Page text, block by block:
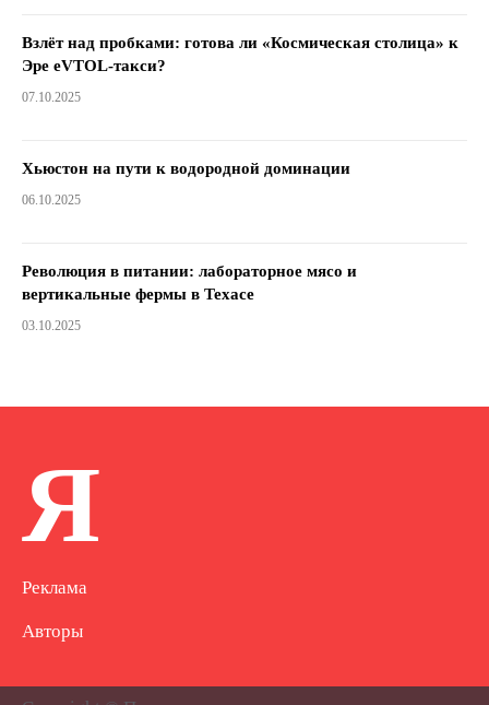
Взлёт над пробками: готова ли «Космическая столица» к
Эре eVTOL-такси?
07.10.2025
Хьюстон на пути к водородной доминации
06.10.2025
Революция в питании: лабораторное мясо и
вертикальные фермы в Техасе
03.10.2025
Я
Реклама
Авторы